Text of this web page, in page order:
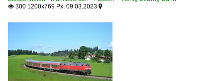
Autotransportzüge
KLV Sattelauflieger-Züge
Museumsbahnen
 300 1200x769 Px, 09.03.2023 